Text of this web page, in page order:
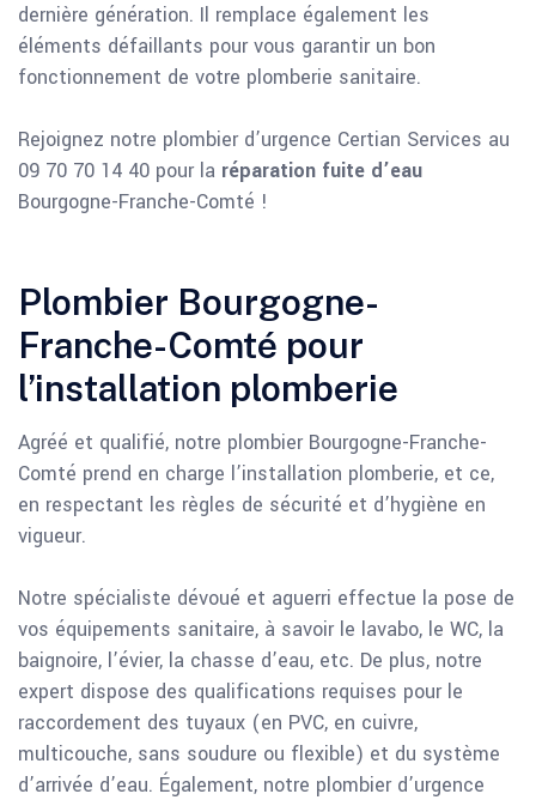
dernière génération. Il remplace également les
éléments défaillants pour vous garantir un bon
fonctionnement de votre plomberie sanitaire.
Rejoignez notre plombier d’urgence Certian Services au
09 70 70 14 40 pour la réparation fuite d’eau
Bourgogne-Franche-Comté !
Plombier Bourgogne-
Franche-Comté pour
l’installation plomberie
Agréé et qualifié, notre plombier Bourgogne-Franche-
Comté prend en charge l’installation plomberie, et ce,
en respectant les règles de sécurité et d’hygiène en
vigueur.
Notre spécialiste dévoué et aguerri effectue la pose de
vos équipements sanitaire, à savoir le lavabo, le WC, la
baignoire, l’évier, la chasse d’eau, etc. De plus, notre
expert dispose des qualifications requises pour le
raccordement des tuyaux (en PVC, en cuivre,
multicouche, sans soudure ou flexible) et du système
d’arrivée d’eau. Également, notre plombier d’urgence